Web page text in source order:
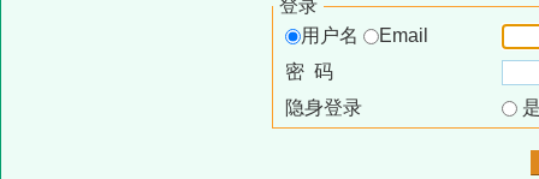
登录
用户名
Email
密 码
隐身登录